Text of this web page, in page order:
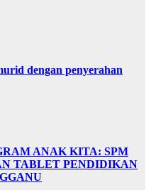
dengan penyerahan
ANAK KITA: SPM
TABLET PENDIDIKAN